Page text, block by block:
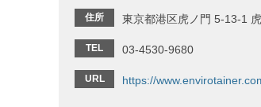
住所 東京都港区虎ノ門 5-13-1
TEL 03-4530-9680
URL https://